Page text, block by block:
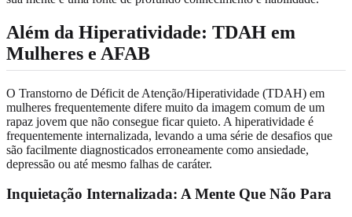
Além da Hiperatividade: TDAH em
Mulheres e AFAB
O Transtorno de Déficit de Atenção/Hiperatividade (TDAH) em
mulheres frequentemente difere muito da imagem comum de um
rapaz jovem que não consegue ficar quieto. A hiperatividade é
frequentemente internalizada, levando a uma série de desafios que
são facilmente diagnosticados erroneamente como ansiedade,
depressão ou até mesmo falhas de caráter.
Inquietação Internalizada: A Mente Que Não Para